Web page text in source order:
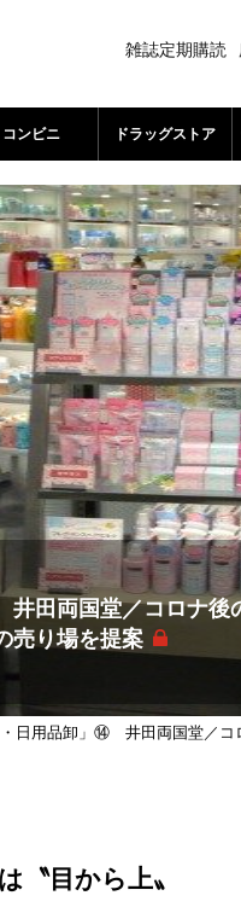
雑誌定期購読
コンビニ ドラッグストア
田両国堂／コロナ後
売り場を提案
日用品卸」⑭ 井田両国堂／コ
〝目から上〟